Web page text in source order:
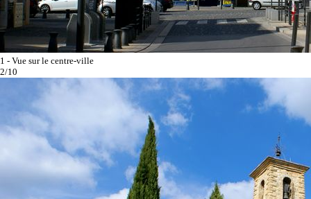
1 - Vue sur le centre-ville
2/10